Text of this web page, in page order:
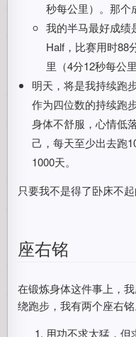
秒每公里）。那个
我的半马最好成绩
Half，比赛用时88
里（4分12秒每公里
明天，将是我持续跑
作为四位数的持续跑
身体不舒服，心情低
己，每天至少出去跑
1000天。
只要我不是得了卧床不起
座右铭
在锻炼身体这件事上，
绕跑步，我有两个座右铭
用功不求太猛，但